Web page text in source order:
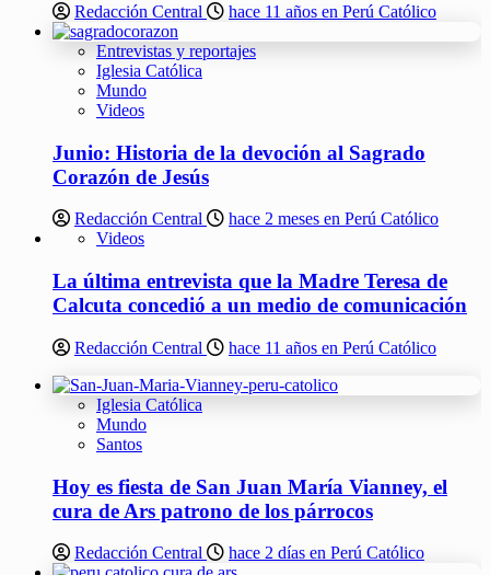
Redacción Central hace 11 años en Perú Católico
Entrevistas y reportajes
Iglesia Católica
Mundo
Videos
Junio: Historia de la devoción al Sagrado
Corazón de Jesús
Redacción Central
hace 2 meses en Perú Católico
Videos
La última entrevista que la Madre Teresa de
Calcuta concedió a un medio de comunicación
Redacción Central hace 11 años en Perú Católico
Iglesia Católica
Mundo
Santos
Hoy es fiesta de San Juan María Vianney, el
cura de Ars patrono de los párrocos
Redacción Central hace 2 días en Perú Católico